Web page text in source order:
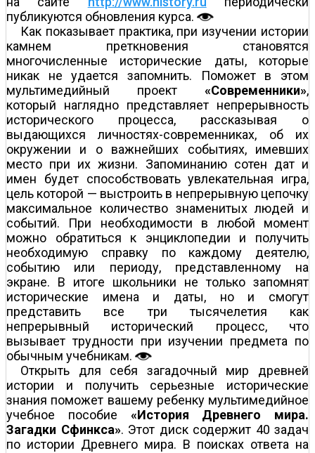
публикуются обновления курса.
Как показывает практика, при изучении истории
камнем преткновения становятся
многочисленные исторические даты, которые
никак не удается запомнить. Поможет в этом
мультимедийный проект «Современники»,
который наглядно представляет непрерывность
исторического процесса, рассказывая о
выдающихся личностях-современниках, об их
окружении и о важнейших событиях, имевших
место при их жизни. Запоминанию сотен дат и
имен будет способствовать увлекательная игра,
цель которой — выстроить в непрерывную цепочку
максимальное количество знаменитых людей и
событий. При необходимости в любой момент
можно обратиться к энциклопедии и получить
необходимую справку по каждому деятелю,
событию или периоду, представленному на
экране. В итоге школьники не только запомнят
исторические имена и даты, но и смогут
представить все три тысячелетия как
непрерывный исторический процесс, что
вызывает трудности при изучении предмета по
обычным учебникам.
Открыть для себя загадочный мир древней
истории и получить серьезные исторические
знания поможет вашему ребенку мультимедийное
учебное пособие «История Древнего мира.
Загадки Сфинкса». Этот диск содержит 40 задач
по истории Древнего мира. В поисках ответа на